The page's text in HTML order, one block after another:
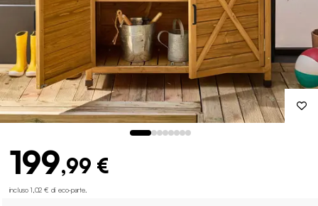
199,99 €
incluso 1,02 € di eco-parte.